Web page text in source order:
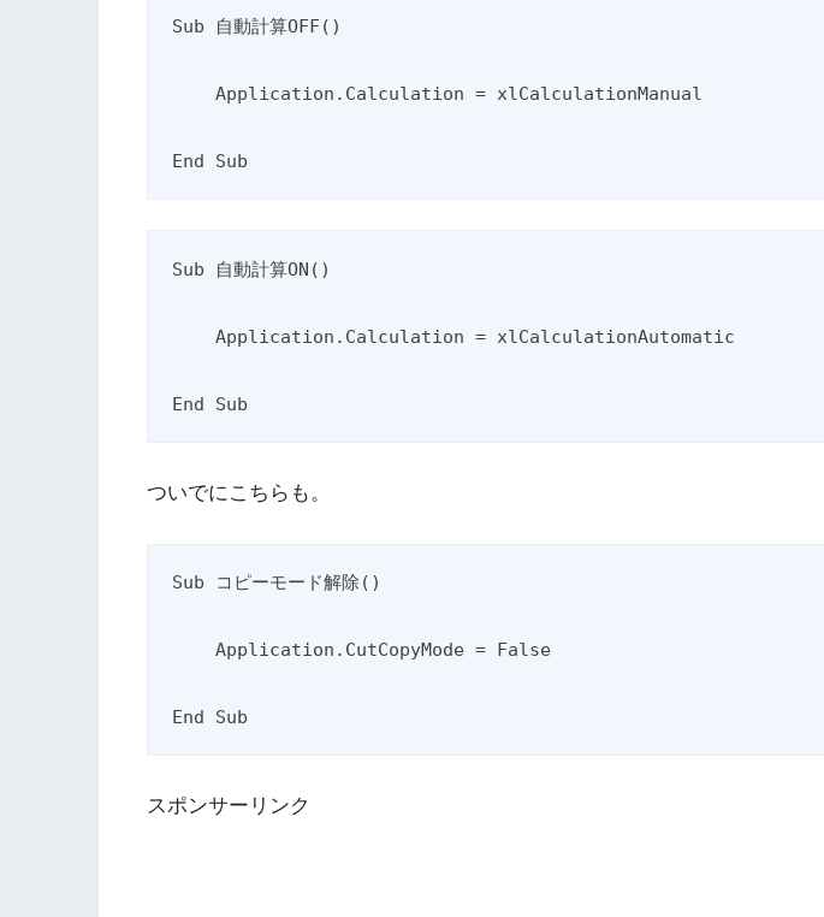
Sub 自動計算OFF()
    Application.Calculation = xlCalculationManual
Sub 自動計算ON()
    Application.Calculation = xlCalculationAutomatic
ついでにこちらも。
Sub コピーモード解除()
    Application.CutCopyMode = False
スポンサーリンク